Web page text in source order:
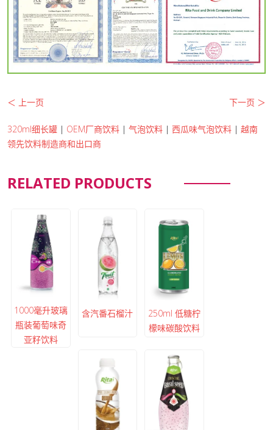
＜ 上一页 下一页 ＞
320ml细长罐 | OEM厂商饮料 | 气泡饮料 | 西瓜味气泡饮料 | 越南
领先饮料制造商和出口商
RELATED PRODUCTS
1000毫升玻璃
瓶装葡萄味奇
亚籽饮料
含汽番石榴汁
250ml 低糖柠
檬味碳酸饮料